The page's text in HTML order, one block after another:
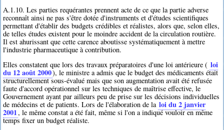
A.1.10. Les parties requérantes prennent acte de ce que la partie adverse
reconnaît ainsi ne pas s'être dotée d'instruments et d'études scientifiques
permettant d'établir des budgets crédibles et réalistes, alors que, selon elles,
de telles études existent pour le moindre accident de la circulation routière.
Il est ahurissant que cette carence aboutisse systématiquement à mettre
l'industrie pharmaceutique à contribution.
Elles constatent que lors des travaux préparatoires d'une loi antérieure ( loi
du 12 août 2000), le ministre a admis que le budget des médicaments était
structurellement sous-évalué mais que son augmentation avait été refusée
faute d'accord opérationnel sur les techniques de maîtrise effective, le
Gouvernement ayant par ailleurs peu de prise sur les décisions individuelles
de médecins et de patients. Lors de l'élaboration de la loi du 2 janvier
2001, le même constat a été fait, même si l'on a indiqué vouloir en même
temps fixer un budget réaliste.